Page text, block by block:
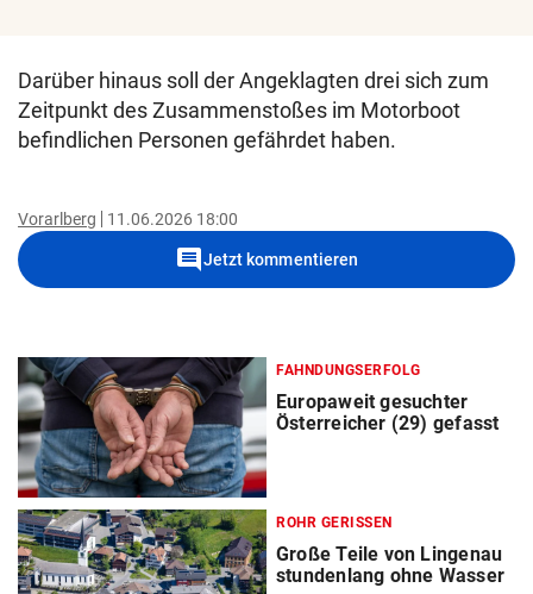
Darüber hinaus soll der Angeklagten drei sich zum
Zeitpunkt des Zusammenstoßes im Motorboot
befindlichen Personen gefährdet haben.
Vorarlberg 11.06.2026 18:00
commentJetzt kommentieren
FAHNDUNGSERFOLG
Europaweit gesuchter
Österreicher (29) gefasst
ROHR GERISSEN
Große Teile von Lingenau
stundenlang ohne Wasser